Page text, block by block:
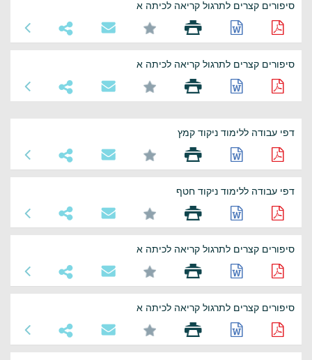
סיפורים קצרים לתרגול קריאה לכיתה א
סיפורים קצרים לתרגול קריאה לכיתה א
דפי עבודה ללימוד ניקוד קמץ
דפי עבודה ללימוד ניקוד חטף
סיפורים קצרים לתרגול קריאה לכיתה א
סיפורים קצרים לתרגול קריאה לכיתה א